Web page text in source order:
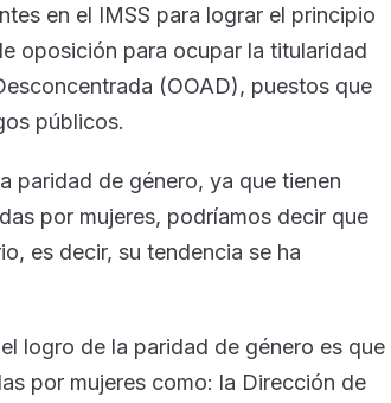
en el IMSS para lograr el principio
oposición para ocupar la titularidad
(OOAD), puestos que
públicos.
paridad de género, ya que tienen
por mujeres, podríamos decir que
es decir, su tendencia se ha
logro de la paridad de género es que
por mujeres como: la Dirección de